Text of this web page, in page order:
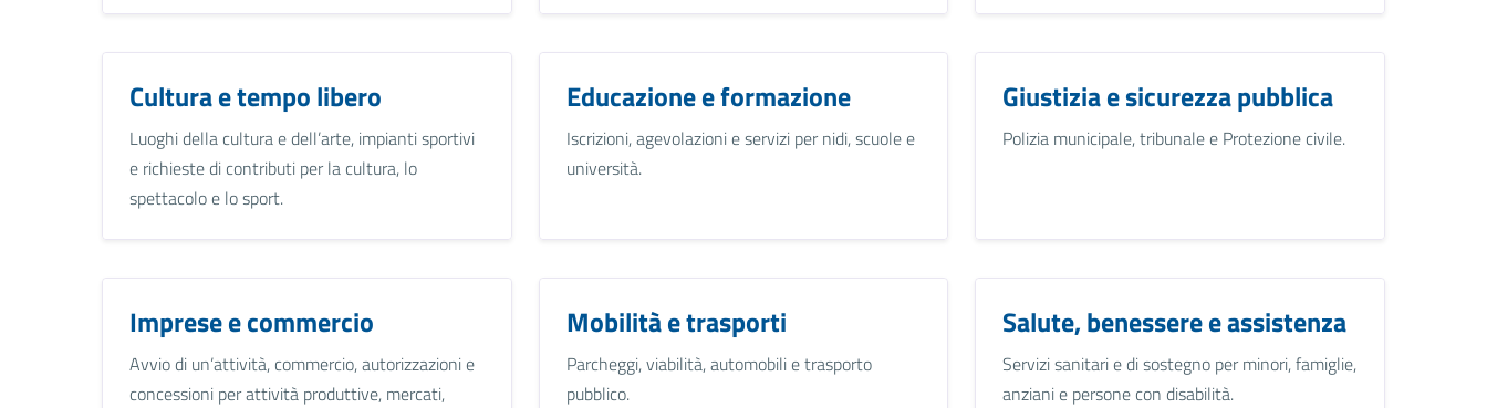
Cultura e tempo libero
Luoghi della cultura e dell’arte, impianti sportivi
e richieste di contributi per la cultura, lo
spettacolo e lo sport.
Educazione e formazione
Iscrizioni, agevolazioni e servizi per nidi, scuole e
università.
Giustizia e sicurezza pubblica
Polizia municipale, tribunale e Protezione civile.
Imprese e commercio
Avvio di un’attività, commercio, autorizzazioni e
concessioni per attività produttive, mercati,
Mobilità e trasporti
Parcheggi, viabilità, automobili e trasporto
pubblico.
Salute, benessere e assistenza
Servizi sanitari e di sostegno per minori, famiglie,
anziani e persone con disabilità.